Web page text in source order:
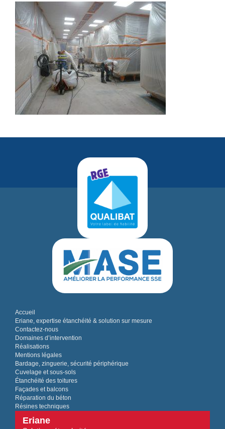
Accueil
Eriane, expertise étanchéité & solution sur mesure
Contactez-nous
Domaines d’intervention
Réalisations
Mentions légales
Bardage, zinguerie, sécurité périphérique
Cuvelage et sous-sols
Étanchéité des toitures
Façades et balcons
Réparation du béton
Résines techniques
Eriane